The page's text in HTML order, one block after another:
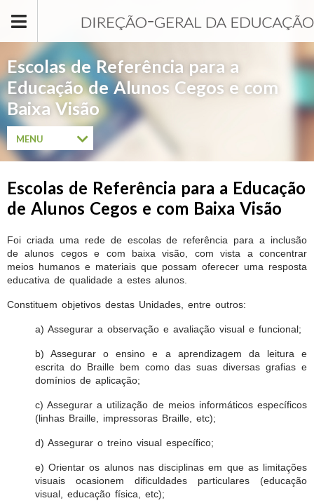
Escolas de Referência para a
Educação de Alunos Cegos e com
Baixa Visão
Escolas de Referência para a Educação
de Alunos Cegos e com Baixa Visão
Foi criada uma rede de escolas de referência para a inclusão
de alunos cegos e com baixa visão, com vista a concentrar
meios humanos e materiais que possam oferecer uma resposta
educativa de qualidade a estes alunos.
Constituem objetivos destas Unidades, entre outros:
a) Assegurar a observação e avaliação visual e funcional;
b) Assegurar o ensino e a aprendizagem da leitura e
escrita do Braille bem como das suas diversas grafias e
domínios de aplicação;
c) Assegurar a utilização de meios informáticos específicos
(linhas Braille, impressoras Braille, etc);
d) Assegurar o treino visual específico;
e) Orientar os alunos nas disciplinas em que as limitações
visuais ocasionem dificuldades particulares (educação
visual, educação física, etc);
MENU